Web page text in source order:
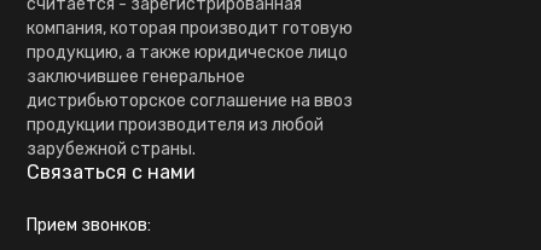
считается - зарегистрированная
компания, которая производит готовую
продукцию, а также юридическое лицо
заключившее генеральное
дистрибьюторское соглашение на ввоз
продукции производителя из любой
зарубежной страны.
Связаться с нами
Прием звонков: